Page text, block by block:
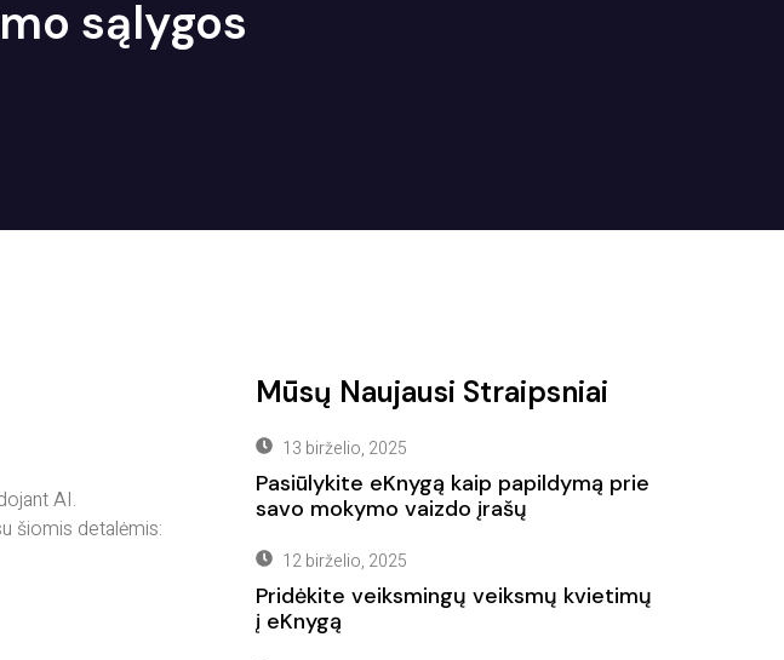
sąlygos
AI.
šiomis detalėmis:
Mūsų Naujausi Straipsniai
13 birželio, 2025
Pasiūlykite eKnygą kaip papildymą prie
savo mokymo vaizdo įrašų
12 birželio, 2025
Pridėkite veiksmingų veiksmų kvietimų
į eKnygą